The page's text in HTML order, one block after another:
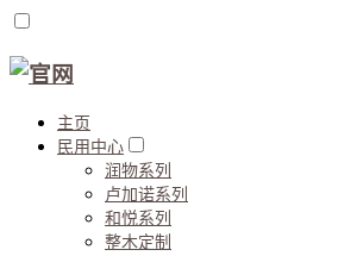
主页
民用中心
润物系列
卢加诺系列
和悦系列
整木定制